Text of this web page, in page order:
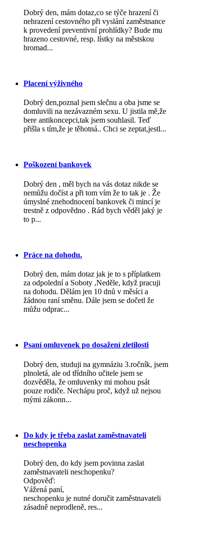
Dobrý den, mám dotaz,co se týče hrazení či
nehrazení cestovného při vyslání zaměstnance
k provedení preventivní prohlídky? Bude mu
hrazeno cestovné, resp. lístky na městskou
hromad...
Placení výživného
Dobrý den,poznal jsem slečnu a oba jsme se
domluvili na nezávazném sexu. U jistila mě,že
bere antikoncepci,tak jsem souhlasil. Teď
přišla s tím,že je těhotná.. Chci se zeptat,jestl...
Poškození bankovek
Dobrý den , měl bych na vás dotaz nikde se
nemůžu dočíst a při tom vím že to tak je . Že
úmyslné znehodnocení bankovek či mincí je
trestně z odpovědno . Rád bych věděl jaký je
to p...
Práce na dohodu.
Dobrý den, mám dotaz jak je to s příplatkem
za odpolední a Soboty ,Neděle, když pracuji
na dohodu. Dělám jen 10 dnů v měsíci a
žádnou raní směnu. Dále jsem se dočetl že
můžu odprac...
Psaní omluvenek po dosažení zletilosti
Dobrý den, studuji na gymnáziu 3.ročník, jsem
plnoletá, ale od třídního učitele jsem se
dozvěděla, že omluvenky mi mohou psát
pouze rodiče. Nechápu proč, když už nejsou
mými zákonn...
Do kdy je třeba zaslat zaměstnavateli
neschopenka
Dobrý den, do kdy jsem povinna zaslat
zaměstnavateli neschopenku?
Odpověď:
Vážená paní,
neschopenku je nutné doručit zaměstnavateli
zásadně neprodleně, res...